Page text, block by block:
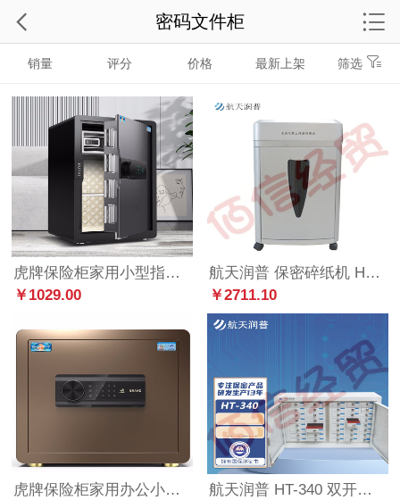
销量 评分 价格 最新上架 筛选
虎牌保险柜家用小型指纹密码保险箱全钢防盗可入墙办公床头保管柜升级版 翼虎系列 高级灰 60cm
￥1029.00
航天润普 保密碎纸机 HT-212 碎纸效果2*2（mm） 国家保密科技测评认证 性能稳定
￥2711.10
虎牌保险柜家用办公小型电子密码免钥匙保管柜全钢防盗床头保险箱可入墙入柜 博瑞系列 35cm 咖啡金
航天润普 HT-340 双开门40格手机屏蔽柜 高45CM 落地式阻断柜 物理阻断手机信号
密码文件柜